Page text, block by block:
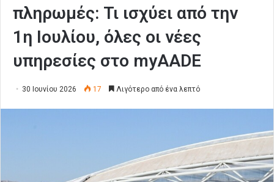
πληρωμές: Τι ισχύει από την
1η Ιουλίου, όλες οι νέες
υπηρεσίες στο myAADE
30 Ιουνίου 2026 17 Λιγότερο από ένα λεπτό